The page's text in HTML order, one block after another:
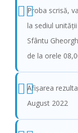
Proba scrisă,
la sediul
Sfântu
de la orele
Afişarea
August 2022